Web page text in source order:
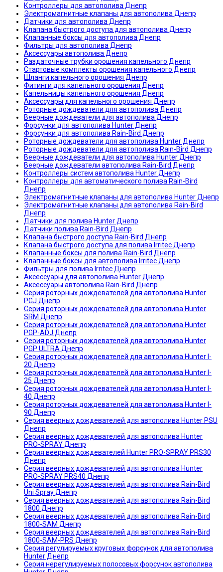
Контроллеры для автополива Днепр
Электромагнитные клапаны для автополива Днепр
Датчики для автополива Днепр
Клапана быстрого доступа для автополива Днепр
Клапанные боксы для автополива Днепр
Фильтры для автополива Днепр
Аксессуары автополива Днепр
Раздаточные трубки орошения капельного Днепр
Стартовые комплекты орошения капельного Днепр
Шланги капельного орошения Днепр
Фитинги для капельного орошения Днепр
Капельницы капельного орошения Днепр
Аксессуары для капельного орошения Днепр
Роторные дождеватели для автополива Днепр
Веерные дождеватели для автополива Днепр
Форсунки для автополива Hunter Днепр
Форсунки для автополива Rain-Bird Днепр
Роторные дождеватели для автополива Hunter Днепр
Роторные дождеватели для автополива Rain-Bird Днепр
Веерные дождеватели для автополива Hunter Днепр
Веерные дождеватели автополива Rain-Bird Днепр
Контроллеры систем автополива Hunter Днепр
Контроллеры для автоматического полива Rain-Bird
Днепр
Электромагнитные клапаны для автополива Hunter Днепр
Электромагнитные клапаны для автополива Rain-Bird
Днепр
Датчики для полива Hunter Днепр
Датчики полива Rain-Bird Днепр
Клапана быстрого доступа Rain-Bird Днепр
Клапана быстрого доступа для полива Irritec Днепр
Клапанные боксы для полива Rain-Bird Днепр
Клапанные боксы для автополива Irritec Днепр
Фильтры для полива Irritec Днепр
Аксессуары для автополива Hunter Днепр
Аксессуары автополива Rain-Bird Днепр
Серия роторных дождевателей для автополива Hunter
PGJ Днепр
Серия роторных дождевателей для автополива Hunter
SRM Днепр
Серия роторных дождевателей для автополива Hunter
PGP-ADJ Днепр
Серия роторных дождевателей для автополива Hunter
PGP ULTRA Днепр
Серия роторных дождевателей для автополива Hunter I-
20 Днепр
Серия роторных дождевателей для автополива Hunter I-
25 Днепр
Серия роторных дождевателей для автополива Hunter I-
40 Днепр
Серия роторных дождевателей для автополива Hunter I-
90 Днепр
Серия веерных дождевателей для автополива Hunter PSU
Днепр
Серия веерных дождевателей для автополива Hunter
PRO-SPRAY Днепр
Серия веерных дождевателей Hunter PRO-SPRAY PRS30
Днепр
Серия веерных дождевателей для автополива Hunter
PRO-SPRAY PRS40 Днепр
Серия веерных дождевателей для автополива Rain-Bird
Uni Spray Днепр
Серия веерных дождевателей для автополива Rain-Bird
1800 Днепр
Серия веерных дождевателей для автополива Rain-Bird
1800-SAM Днепр
Серия веерных дождевателей для автополива Rain-Bird
1800-SАМ-PRS Днепр
Серия регулируемых круговых форсунок для автополива
Hunter Днепр
Серия нерегулируемых полосовых форсунок автополива